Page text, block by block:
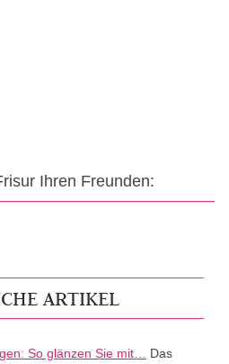
Ihren Freunden:
ARTIKEL
So glänzen Sie mit…
Das